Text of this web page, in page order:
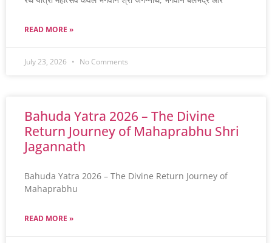
READ MORE »
July 23, 2026 No Comments
Bahuda Yatra 2026 – The Divine
Return Journey of Mahaprabhu Shri
Jagannath
Bahuda Yatra 2026 – The Divine Return Journey of
Mahaprabhu
READ MORE »